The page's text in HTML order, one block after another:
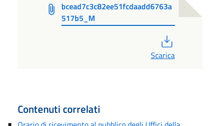
bcead7c3c82ee51fcdaadd6763a
517b5_M
Scarica
Contenuti correlati